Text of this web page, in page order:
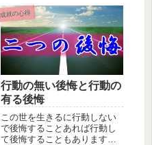
成就の心得
行動の無い後悔と行動の
有る後悔
この世を生きるに行動しない
で後悔することあれば行動し
て後悔することもあります。